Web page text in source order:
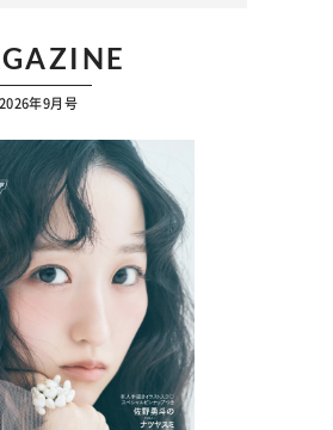
2026年9月号